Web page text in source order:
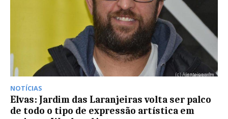
NOTÍCIAS
Elvas: Jardim das Laranjeiras volta ser palco
de todo o tipo de expressão artística em